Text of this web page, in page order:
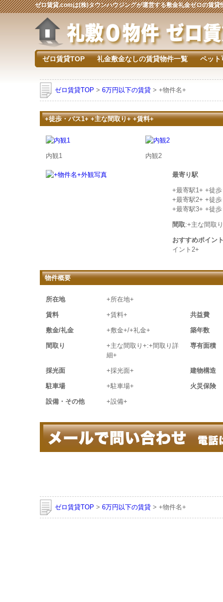
ゼロ賃貸.comは(株)タウンハウジングが運営する敷金礼金ゼロの賃貸
ゼロ賃貸TOP 礼金敷金なしの賃貸物件一覧 ペット
ゼロ賃貸TOP > 6万円以下の賃貸 > +物件名+
+徒歩・バス1+ +主な間取り+ +賃料+
内観1 内観2
最寄り駅
+最寄駅1+ +徒
+最寄駅2+ +徒
+最寄駅3+ +徒
間取:+主な間取
おすすめポイン
イント2+
物件概要
所在地 +所在地+
賃料 +賃料+ 共益費
敷金/礼金 +敷金+/+礼金+ 築年数
間取り
+主な間取り+:+間取り詳
細+
専有面積
採光面 +採光面+ 建物構造
駐車場 +駐車場+ 火災保険
設備・その他 +設備+
ゼロ賃貸TOP > 6万円以下の賃貸 > +物件名+